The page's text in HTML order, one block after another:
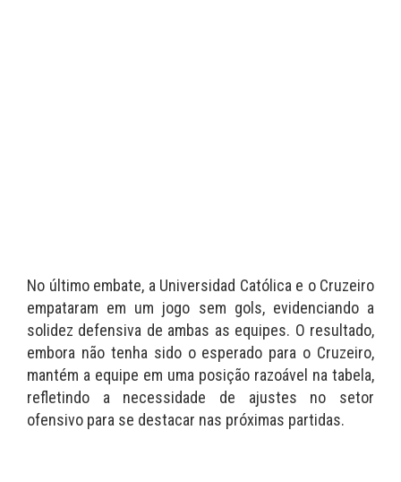
No último embate, a Universidad Católica e o Cruzeiro
empataram em um jogo sem gols, evidenciando a
solidez defensiva de ambas as equipes. O resultado,
embora não tenha sido o esperado para o Cruzeiro,
mantém a equipe em uma posição razoável na tabela,
refletindo a necessidade de ajustes no setor
ofensivo para se destacar nas próximas partidas.